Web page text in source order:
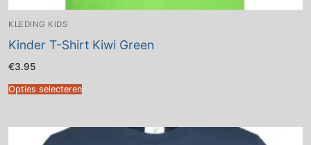
KLEDING KIDS
Kinder T-Shirt Kiwi Green
€3.95
Opties selecteren